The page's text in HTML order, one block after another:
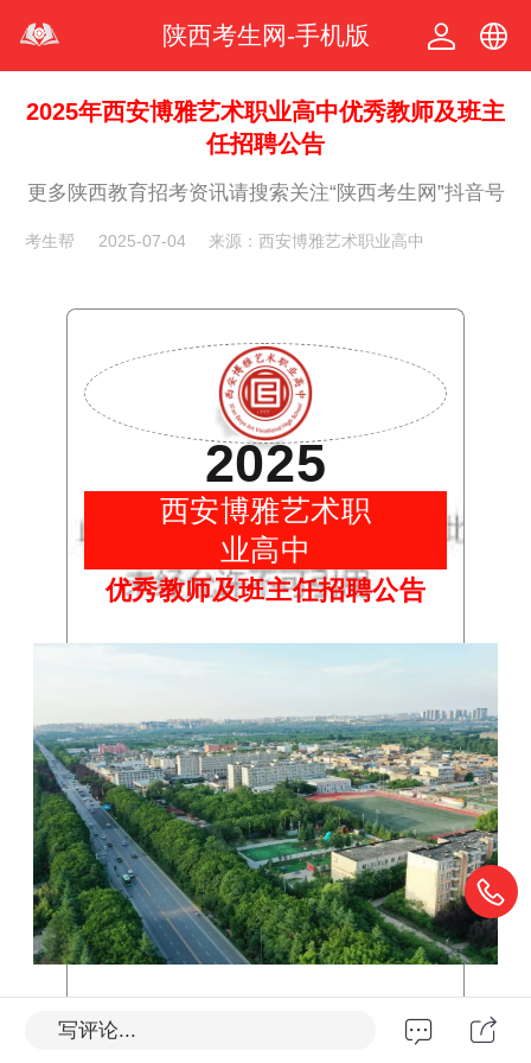
陕西考生网-手机版
中文
2025年西安博雅艺术职业高中优秀教师及班主
任招聘公告
更多陕西教育招考资讯请搜索关注“陕西考生网”抖音号
考生帮 2025-07-04 来源：西安博雅艺术职业高中
2025
西安博雅艺术职
业高中
优秀教师及班主任招聘公告
西安博雅艺术职业高中是
写评论...